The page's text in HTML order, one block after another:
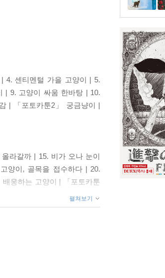
4. 센티멘털 가을 고양이 | 5.
| 9. 고양이 싸움 한바탕 | 10.
| 「포토카툰2」 궁금냥이 |
라갈까 | 15. 비가 오나 눈이
양이, 골목을 접수하다 | 20.
웅하는 고양이 | 「포토카툰
천국 | 28. 고래고양이 | 29.
길고양이 영역다툼의 현장 |
집에 셋방 사는 고양이 | 37.
다 지나간다
펼쳐보기